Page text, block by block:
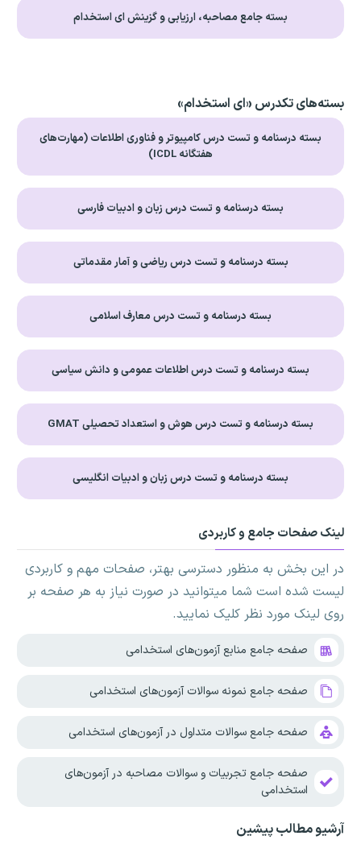
بسته جامع مصاحبه، ارزیابی و گزینش ای استخدام
بسته‌های تکدرس «ای استخدام»
بسته درسنامه و تست درس کامپیوتر و فناوری اطلاعات (مهارت‌های
هفتگانه ICDL)
بسته درسنامه و تست درس زبان و ادبیات فارسی
بسته درسنامه و تست درس ریاضی و آمار مقدماتی
بسته درسنامه و تست درس معارف اسلامی
بسته درسنامه و تست درس اطلاعات عمومی و دانش سیاسی
بسته درسنامه و تست درس هوش و استعداد تحصیلی GMAT
بسته درسنامه و تست درس زبان و ادبیات انگلیسی
لینک صفحات جامع و کاربردی
در این بخش به منظور دسترسی بهتر، صفحات مهم و کاربردی
لیست شده است شما میتوانید در صورت نیاز به هر صفحه بر
روی لینک مورد نظر کلیک نمایید.
صفحه جامع منابع آزمون‌های استخدامی
صفحه جامع نمونه سوالات آزمون‌های استخدامی
صفحه جامع سوالات متداول در آزمون‌های استخدامی
صفحه جامع تجربیات و سوالات مصاحبه در آزمون‌های
استخدامی
آرشیو مطالب پیشین